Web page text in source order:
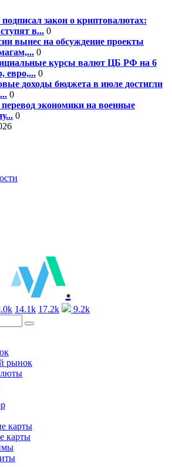
закон о криптовалютах:
в... 0
вынес на обсуждение проекты
0
курсы валют ЦБ РФ на 6
евро,... 0
доходы бюджета в июле достигли
0
экономики на военные
0
.
14.1k 17.2k 9.2k
рынок
карты
карты